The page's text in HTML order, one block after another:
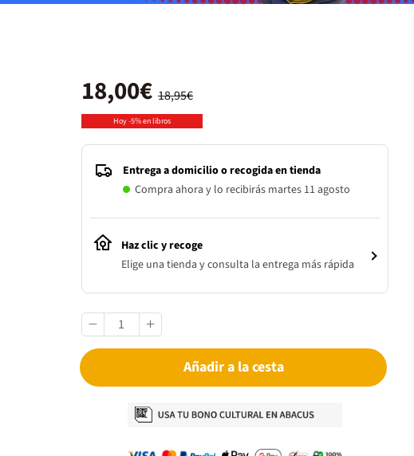
18,95€
18,00€
Hoy -5% en libros
Entrega a domicilio o recogida en tienda
Compra ahora y lo recibirás martes 11 agosto
Haz clic y recoge
Elige una tienda y consulta la entrega más rápida
Añadir a la cesta